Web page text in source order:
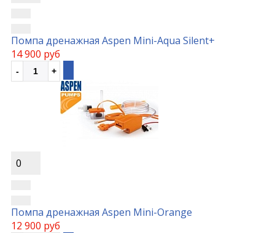
Помпа дренажная Aspen Mini-Aqua Silent+
14 900 руб
0
Помпа дренажная Aspen Mini-Orange
12 900 руб